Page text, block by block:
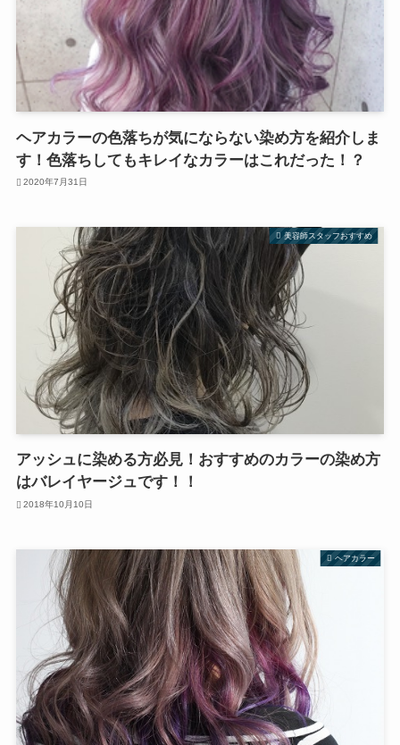
ヘアカラーの色落ちが気にならない染め方を紹介しま
す！色落ちしてもキレイなカラーはこれだった！？
2020年7月31日
美容師スタッフおすすめ
アッシュに染める方必見！おすすめのカラーの染め方
はバレイヤージュです！！
2018年10月10日
ヘアカラー